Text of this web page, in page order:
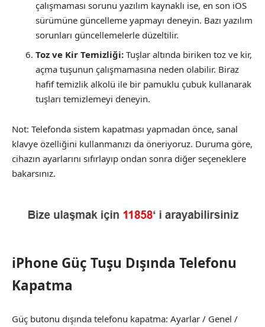
çalışmaması sorunu yazılım kaynaklı ise, en son iOS
sürümüne güncelleme yapmayı deneyin. Bazı yazılım
sorunları güncellemelerle düzeltilir.
Toz ve Kir Temizliği: Tuşlar altında biriken toz ve kir,
açma tuşunun çalışmamasına neden olabilir. Biraz
hafif temizlik alkolü ile bir pamuklu çubuk kullanarak
tuşları temizlemeyi deneyin.
Not: Telefonda sistem kapatması yapmadan önce, sanal
klavye özelliğini kullanmanızı da öneriyoruz. Duruma göre,
cihazın ayarlarını sıfırlayıp ondan sonra diğer seçeneklere
bakarsınız.
iPhone Güç Tuşu Dışında Telefonu
Kapatma
Güç butonu dışında telefonu kapatma: Ayarlar / Genel /